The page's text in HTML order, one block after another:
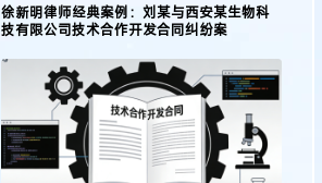
传统文化 更多 >>
徐新明律师接受《天津日报》采访：解读
2025年度天津市专利行政保护案例